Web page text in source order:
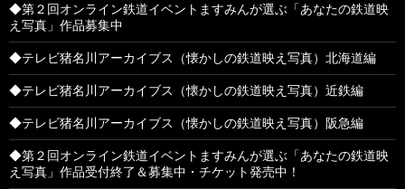
◆第２回オンライン鉄道イベントますみんが選ぶ「あなたの鉄道映
え写真」作品募集中
◆テレビ猪名川アーカイブス（懐かしの鉄道映え写真）北海道編
◆テレビ猪名川アーカイブス（懐かしの鉄道映え写真）近鉄編
◆テレビ猪名川アーカイブス（懐かしの鉄道映え写真）阪急編
◆第２回オンライン鉄道イベントますみんが選ぶ「あなたの鉄道映
え写真」作品受付終了＆募集中・チケット発売中！